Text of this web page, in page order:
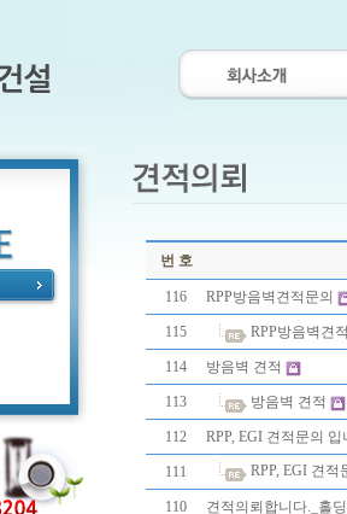
번 호
116 RPP방음벽견적문의
115 RPP방음벽견
114 방음벽 견적
113 방음벽 견적
112 RPP, EGI 견적문의 입
111 RPP, EGI 견적
110 견적의뢰합니다._홀